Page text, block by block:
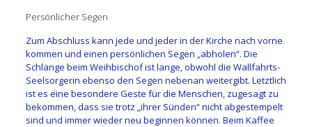
Persönlicher Segen
Zum Abschluss kann jede und jeder in der Kirche nach vorne
kommen und einen persönlichen Segen „abholen“. Die
Schlange beim Weihbischof ist lange, obwohl die Wallfahrts-
Seelsorgerin ebenso den Segen nebenan weitergibt. Letztlich
ist es eine besondere Geste für die Menschen, zugesagt zu
bekommen, dass sie trotz „ihrer Sünden“ nicht abgestempelt
sind und immer wieder neu beginnen können. Beim Kaffee